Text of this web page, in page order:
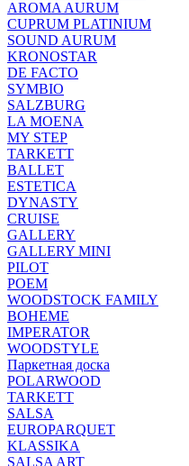
AROMA AURUM
CUPRUM PLATINIUM
SOUND AURUM
KRONOSTAR
DE FACTO
SYMBIO
SALZBURG
LA MOENA
MY STEP
TARKETT
BALLET
ESTETICA
DYNASTY
CRUISE
GALLERY
GALLERY MINI
PILOT
POEM
WOODSTOCK FAMILY
BOHEME
IMPERATOR
WOODSTYLE
Паркетная доска
POLARWOOD
TARKETT
SALSA
EUROPARQUET
KLASSIKA
SALSA ART